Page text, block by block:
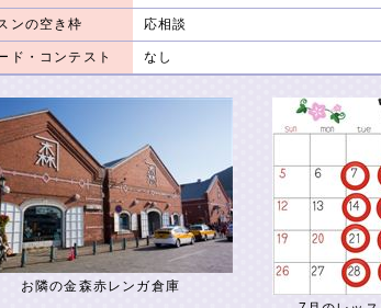
ンの空き枠 応相談
ド・コンテスト なし
お隣の金森赤レンガ倉庫